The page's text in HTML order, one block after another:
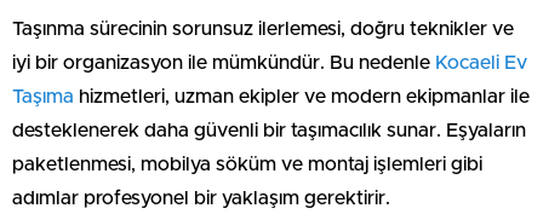
Taşınma sürecinin sorunsuz ilerlemesi, doğru teknikler ve
iyi bir organizasyon ile mümkündür. Bu nedenle Kocaeli Ev
Taşıma hizmetleri, uzman ekipler ve modern ekipmanlar ile
desteklenerek daha güvenli bir taşımacılık sunar. Eşyaların
paketlenmesi, mobilya söküm ve montaj işlemleri gibi
adımlar profesyonel bir yaklaşım gerektirir.